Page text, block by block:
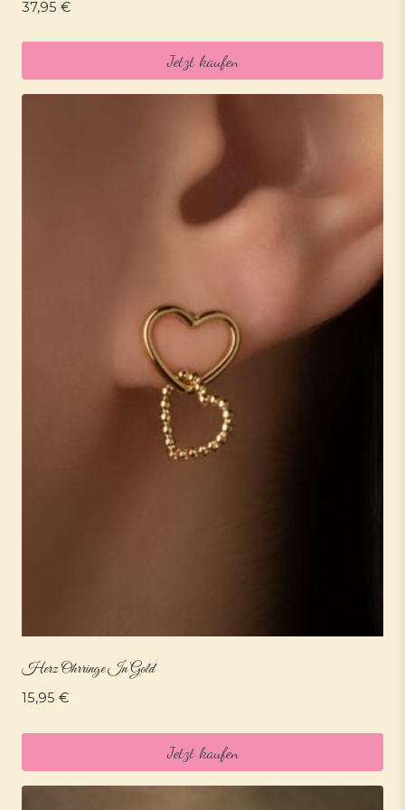
37,95 €
Jetzt kaufen
Herz Ohrringe In Gold
15,95 €
Jetzt kaufen